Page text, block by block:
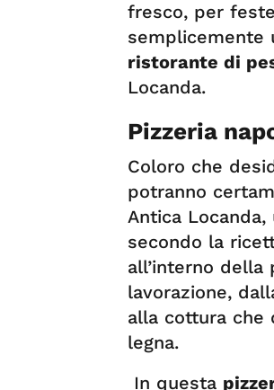
fresco, per
semplicemente
ristorante di
Locanda.
Pizzeria
Coloro che
potranno
Antica
secondo la
all’interno
lavorazione,
alla cottura che
legna.
In questa